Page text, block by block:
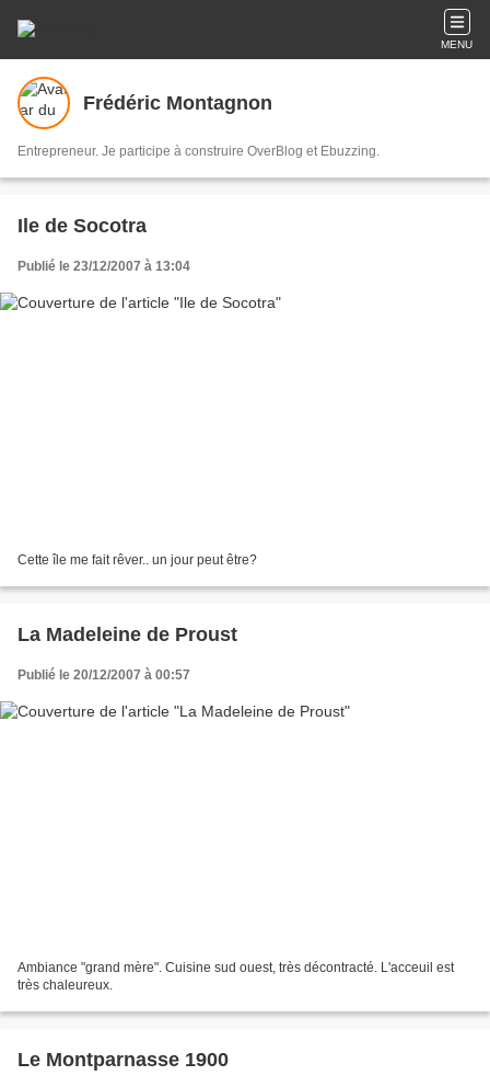
MENU
Frédéric Montagnon
Entrepreneur. Je participe à construire OverBlog et Ebuzzing.
Ile de Socotra
Publié le 23/12/2007 à 13:04
Cette île me fait rêver.. un jour peut être?
La Madeleine de Proust
Publié le 20/12/2007 à 00:57
Ambiance "grand mère". Cuisine sud ouest, très décontracté. L'acceuil est
très chaleureux.
Le Montparnasse 1900